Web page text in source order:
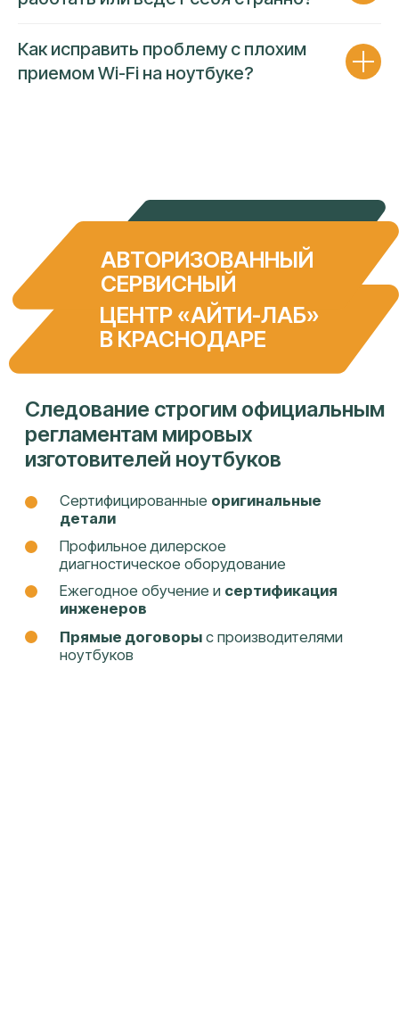
Как исправить проблему с плохим
приемом Wi-Fi на ноутбуке?
Несем полную финансовую
ответственность за работу
комплектующие
Фиксированная ценадо начала
ремонта
Устраним повторную неисправность в
случае обнаружения
ГАРАНТИЯ 90 ДНЕЙ
ПРОЗРАЧНОСТЬ ЦЕНЫ